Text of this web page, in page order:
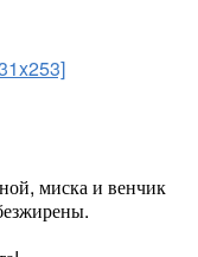
миска и венчик